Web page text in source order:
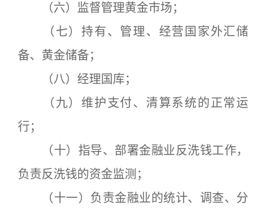
（六）监督管理黄金市场；
（七）持有、管理、经营国家外汇储
备、黄金储备；
（八）经理国库；
（九）维护支付、清算系统的正常运
行；
（十）指导、部署金融业反洗钱工作，
负责反洗钱的资金监测；
（十一）负责金融业的统计、调查、分